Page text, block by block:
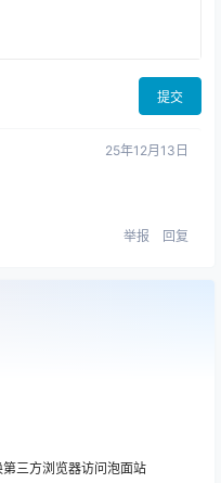
提交
25年12月13日
举报 回复
三方浏览器访问泡面站